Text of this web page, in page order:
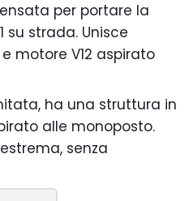
per portare la
su strada. Unisce
motore V12 aspirato
ha una struttura in
alle monoposto.
senza